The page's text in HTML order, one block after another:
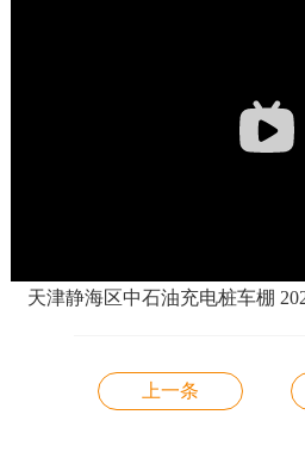
天津静海区中石油充电桩车棚
上一条